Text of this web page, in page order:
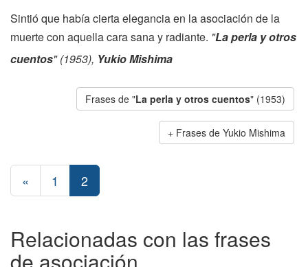
Sintió que había cierta elegancia en la asociación de la
muerte con aquella cara sana y radiante. "La perla y otros
cuentos" (1953), Yukio Mishima
Frases de "La perla y otros cuentos" (1953)
Frases de Yukio Mishima
« 1 2
Relacionadas con las frases